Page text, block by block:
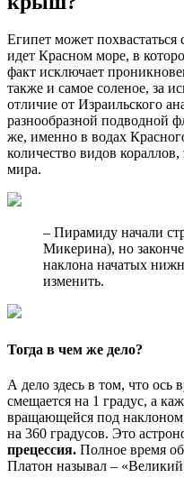
Египет может
идет Красном море, в
факт исключает
также и самое соленое, за
отличие от Израильского
разнообразной подводной
же, именно в водах
количество видов
мира.
– Пирамиду начали
Микерина), но
наклона начатых
изменить.
Тогда в чем же дело?
А дело здесь в том, что ось
смещается на 1 градус, а
вращающейся под
на 360 градусов. Это
прецессия. Полное время
Платон называл – «Великий